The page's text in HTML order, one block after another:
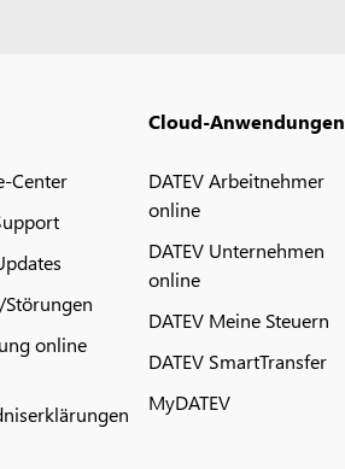
Center
online
Cloud-Anwendungen
DATEV Arbeitnehmer
online
DATEV Unternehmen
online
DATEV Meine Steuern
DATEV SmartTransfer
MyDATEV